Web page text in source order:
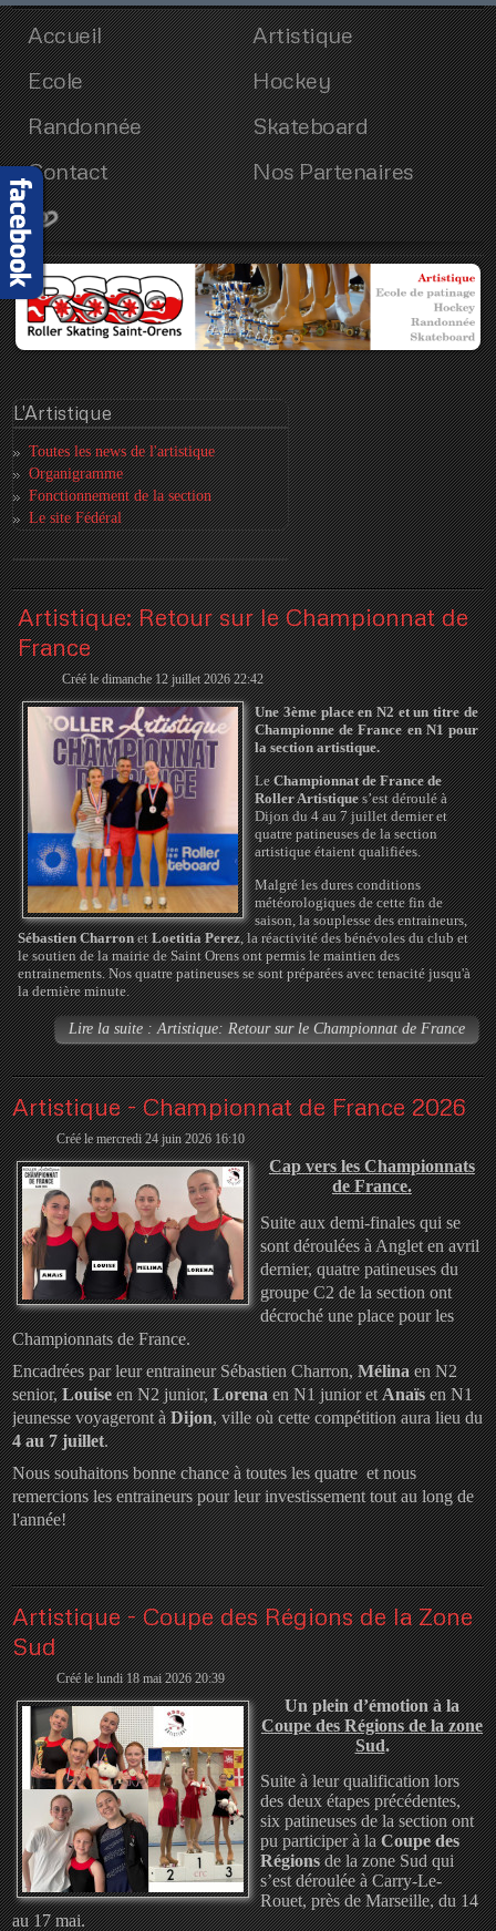
Accueil
Artistique
Ecole
Hockey
Randonnée
Skateboard
Contact
Nos Partenaires
L'Artistique
Toutes les news de l'artistique
Organigramme
Fonctionnement de la section
Le site Fédéral
Artistique: Retour sur le Championnat de
France
Créé le dimanche 12 juillet 2026 22:42
Une 3ème place en N2 et un titre de
Championne de France en N1 pour
la section artistique.
LeChampionnat de France de
Roller Artistiques’est déroulé à
Dijon du 4 au 7 juillet dernier et
quatre patineuses de la section
artistique étaient qualifiées.
Malgré les dures conditions
météorologiques de cette fin de
saison, la souplesse des entraineurs,
Sébastien CharronetLoetitia Perez, la réactivité des bénévoles du club et
le soutien de la mairie de Saint Orens ont permis le maintien des
entrainements. Nos quatre patineuses se sont préparées avec tenacité jusqu'à
la dernière minute.
Lire la suite : Artistique: Retour sur le Championnat de France
Artistique - Championnat de France 2026
Créé le mercredi 24 juin 2026 16:10
Cap vers les Championnats
de France.
Suite aux demi-finales qui se
sont déroulées à Anglet en avril
dernier, quatre patineuses du
groupe C2 de la section ont
décroché une place pour les
Championnats de France.
Encadrées par leur entraineur Sébastien Charron,Mélinaen N2
senior,Louiseen N2 junior,Lorenaen N1 junior etAnaïsen N1
jeunesse voyageront àDijon, ville où cette compétition aura lieu du
4 au 7 juillet.
Nous souhaitons bonne chance à toutes les quatre et nous
remercions les entraineurs pour leur investissement tout au long de
l'année!
Artistique - Coupe des Régions de la Zone
Sud
Créé le lundi 18 mai 2026 20:39
Un plein d’émotion à la
Coupe des Régions de la zone
Sud.
Suite à leur qualification lors
des deux étapes précédentes,
six patineuses de la section ont
pu participer à laCoupe des
Régionsde la zone Sud qui
s’est déroulée à Carry-Le-
Rouet, près de Marseille, du 14
au 17 mai.